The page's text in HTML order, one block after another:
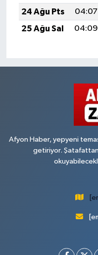
24 Ağu Pts
04:07
25 Ağu Sal
04:09
Afyon Haber, yepyeni
getiriyor. Şatafattan